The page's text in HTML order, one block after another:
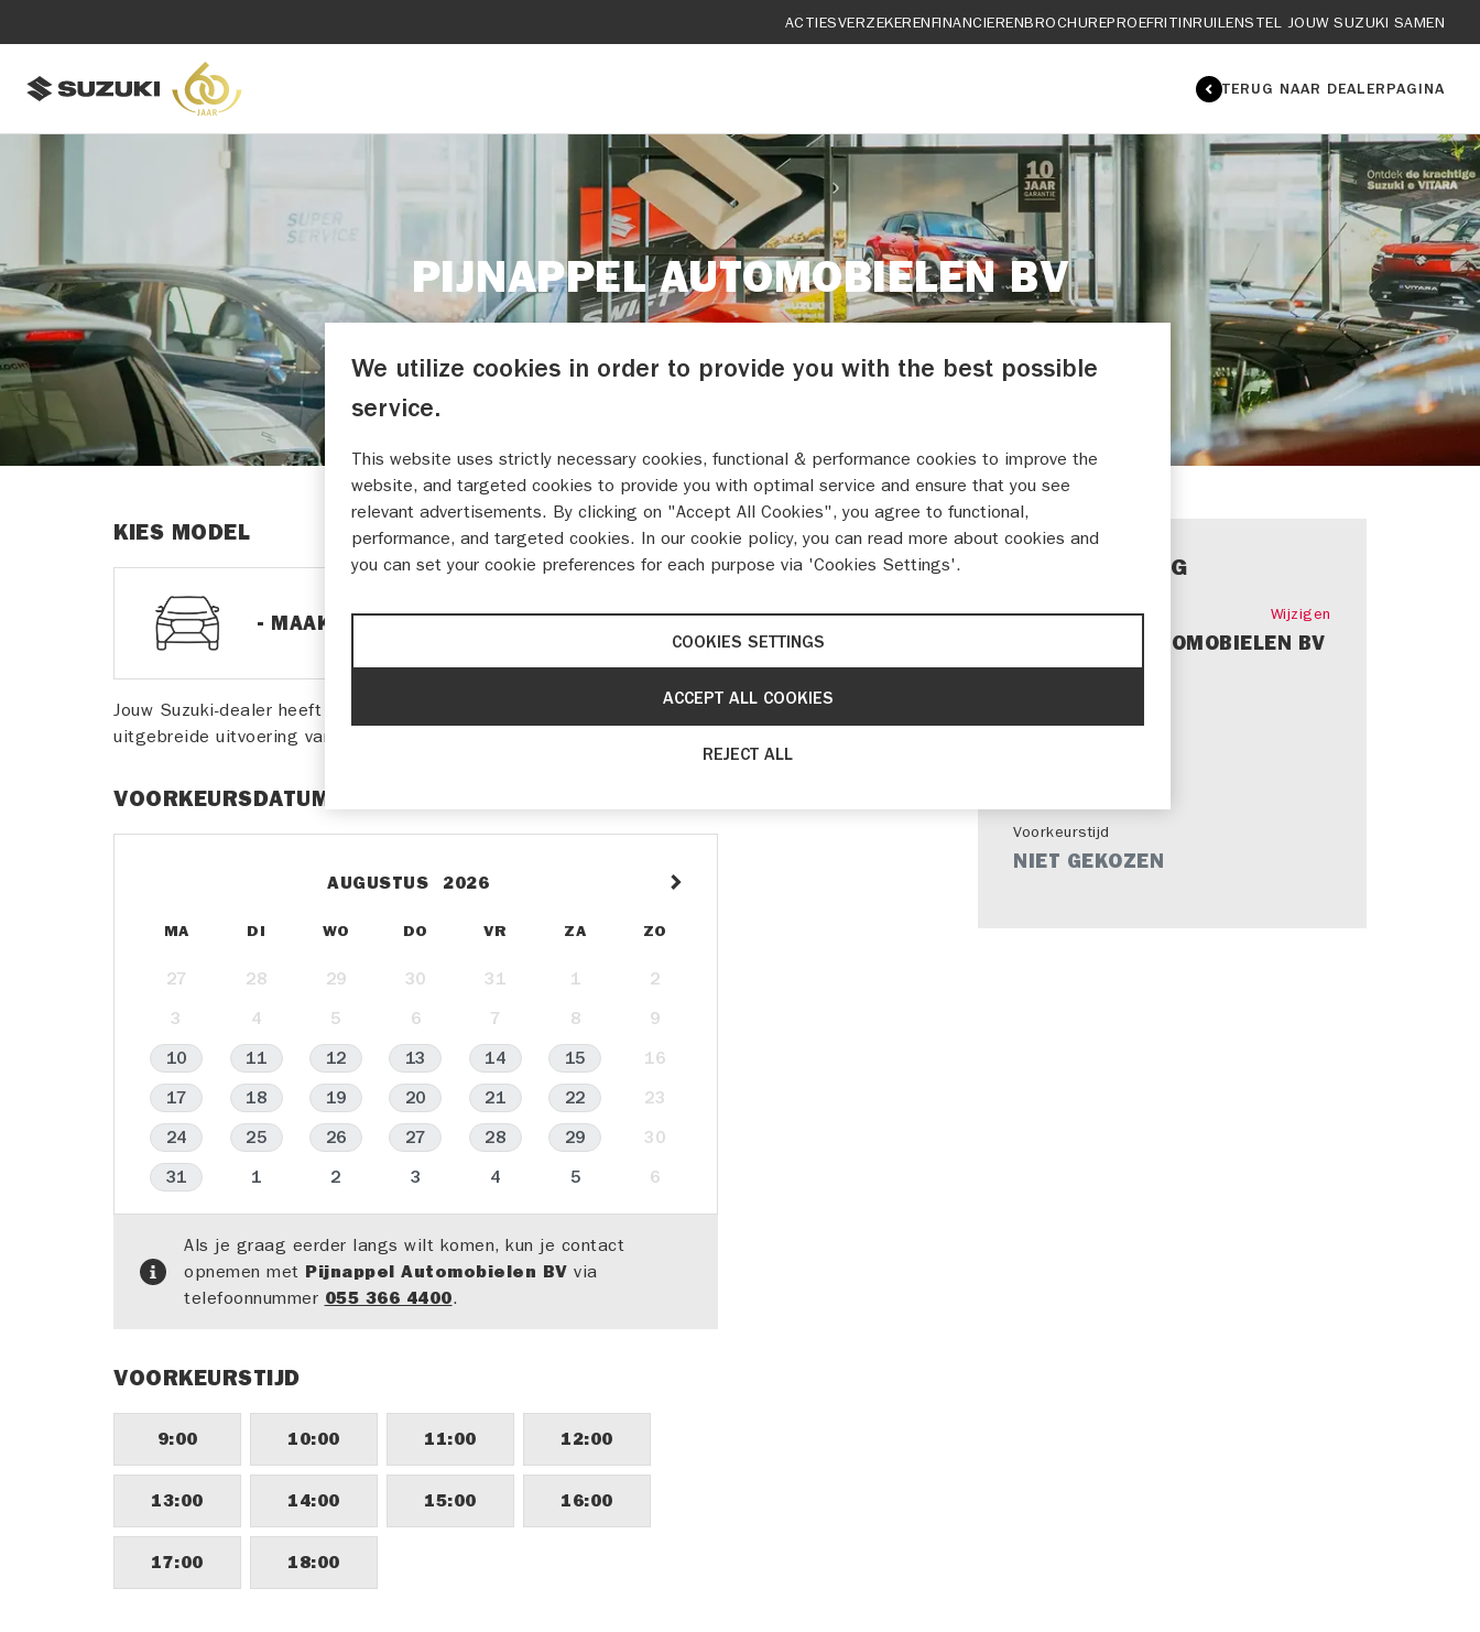
ACTIESVERZEKERENFINANCIERENBROCHUREPROEFRITINRUILENSTEL JOUW SUZUKI SAMEN
TERUG NAAR DEALERPAGINA
PIJNAPPEL AUTOMOBIELEN BV
KIES MODEL
Jouw Suzuki-dealer heeft meestal de beschikking over de meest
uitgebreide uitvoering van het model.
VOORKEURSDATUM
MA DI WO DO VR ZA ZO
27 28 29 30 31 1
2
3
4 5 6 7 8
9
10
11 12 13 14 15
16
17
18 19 20 21 22
23
24
25 26 27 28 29
30
31
1 2 3 4 5 6
Als je graag eerder langs wilt komen, kun je contact
opnemen met Pijnappel Automobielen BV via
telefoonnummer 055 366 4400.
VOORKEURSTIJD
9:00 10:00 11:00 12:00
13:00 14:00 15:00 16:00
17:00 18:00
SAMENVATTING
Dealer Wijzigen
PIJNAPPEL AUTOMOBIELEN BV
Voorkeurstijd
NIET GEKOZEN
We utilize cookies in order to provide you with the best possible
service.
This website uses strictly necessary cookies, functional & performance cookies to improve the
website, and targeted cookies to provide you with optimal service and ensure that you see
relevant advertisements. By clicking on "Accept All Cookies", you agree to functional,
performance, and targeted cookies. In our cookie policy, you can read more about cookies and
you can set your cookie preferences for each purpose via 'Cookies Settings'.
COOKIES SETTINGS
REJECT ALL
ACCEPT ALL COOKIES